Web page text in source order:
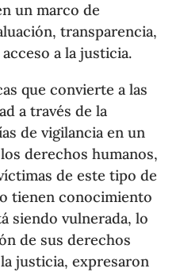
un marco de
transparencia,
a la justicia.
que convierte a las
a través de la
de vigilancia en un
derechos humanos,
de este tipo de
tienen conocimiento
siendo vulnerada, lo
de sus derechos
justicia, expresaron